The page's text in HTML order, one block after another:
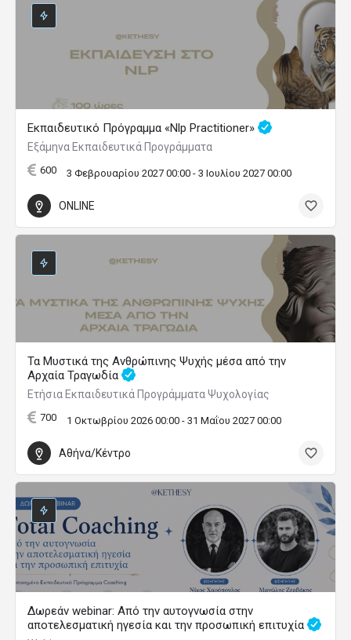
Εκπαιδευτικό Πρόγραμμα «Nlp Practitioner»
Εξάμηνα Εκπαιδευτικά Προγράμματα
600 3 Φεβρουαρίου 2027 00:00 - 3 Ιουλίου 2027 00:00
ONLINE
Τα Μυστικά της Ανθρώπινης Ψυχής μέσα από την
Αρχαία Τραγωδία
Ετήσια Εκπαιδευτικά Προγράμματα Ψυχολογίας
700 1 Οκτωβρίου 2026 00:00 - 31 Μαΐου 2027 00:00
Αθήνα/Κέντρο
Δωρεάν webinar: Από την αυτογνωσία στην
αποτελεσματική ηγεσία και την προσωπική επιτυχία